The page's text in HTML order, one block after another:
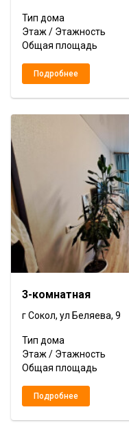
Тип дома
Этаж / Этажность
Общая площадь
Подробнее
3-комнатная
г Сокол, ул Беляева, 9
Тип дома
Этаж / Этажность
Общая площадь
Подробнее